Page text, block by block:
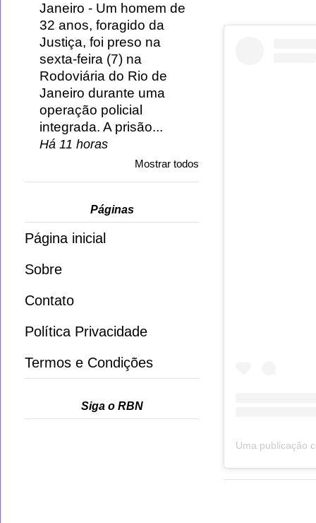
Janeiro - Um homem de
32 anos, foragido da
Justiça, foi preso na
sexta-feira (7) na
Rodoviária do Rio de
Janeiro durante uma
operação policial
integrada. A prisão...
Há 11 horas
Mostrar todos
Páginas
Página inicial
Sobre
Contato
Política Privacidade
Termos e Condições
Siga o RBN